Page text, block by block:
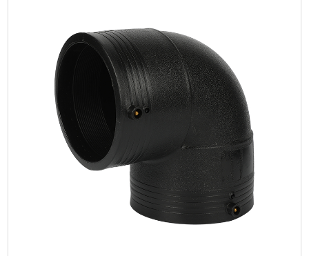
حدود:
فيما يتعلق بالتصميم الهيكلي، هذا المنتج يعتمد تصميم تقليل
القطر المعقول لتحقيق انتقال سلس بين الأ...
اقرأ المزيد